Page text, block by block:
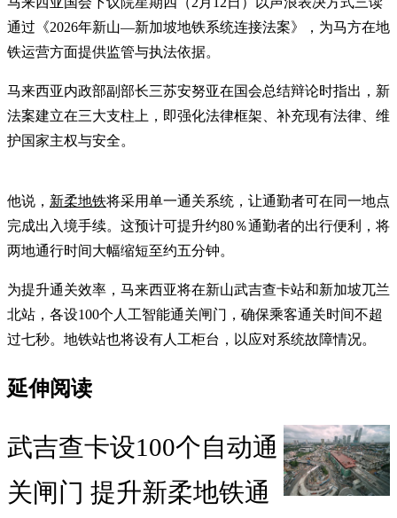
通过《2026年新山—新加坡地铁系统连接法案》，为马方在地
铁运营方面提供监管与执法依据。
马来西亚内政部副部长三苏安努亚在国会总结辩论时指出，新
法案建立在三大支柱上，即强化法律框架、补充现有法律、维
护国家主权与安全。
他说， 新柔地铁将采用单一通关系统，让通勤者可在同一地点
完成出入境手续。这预计可提升约80％通勤者的出行便利，将
两地通行时间大幅缩短至约五分钟。
为提升通关效率，马来西亚将在新山武吉查卡站和新加坡兀兰
北站，各设100个人工智能通关闸门，确保乘客通关时间不超
过七秒。地铁站也将设有人工柜台，以应对系统故障情况。
延伸阅读
武吉查卡设100个自动通
关闸门 提升新柔地铁通